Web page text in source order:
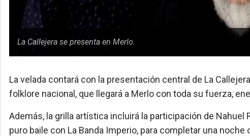
La Callejera se presenta en Merlo.
La velada contará con la presentación central de La
folklore nacional, que llegará a Merlo con toda su fuerza,
Además, la grilla artística incluirá la participación de Nahuel
puro baile con La Banda Imperio, para completar una